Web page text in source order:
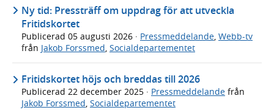
Ny tid: Pressträff om uppdrag för att utveckla
Fritidskortet
Publicerad 05 augusti 2026 · Pressmeddelande Webb-tv
från Jakob Forssmed Socialdepartementet
Fritidskortet höjs och breddas till 2026
Publicerad 22 december 2025 · Pressmeddelande från
Jakob Forssmed, Socialdepartementet